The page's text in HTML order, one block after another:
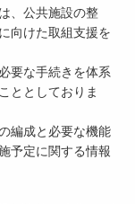
、公共施設の整
向けた取組支援を
要な手続きを体系
ととしておりま
編成と必要な機能
予定に関する情報